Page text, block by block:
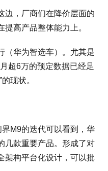
边，厂商们在降价层面的
高产品整体能力上。
（华为智选车）。尤其是
超6万的预定数据已经足
现状。
M9的迭代可以看到，华
几款重要产品。形成了对
架构平台化设计，可以批